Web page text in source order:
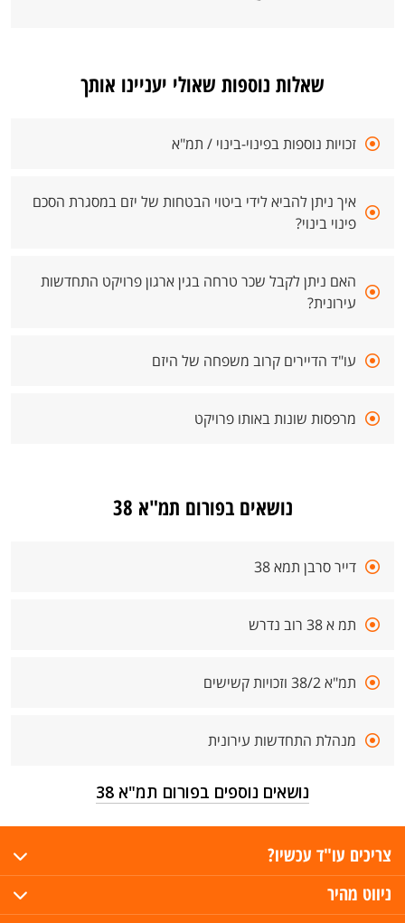
שאלות נוספות שאולי יעניינו אותך
זכויות נוספות בפינוי-בינוי / תמ"א
איך ניתן להביא לידי ביטוי הבטחות של יזם במסגרת הסכם
פינוי בינוי?
האם ניתן לקבל שכר טרחה בגין ארגון פרויקט התחדשות
עירונית?
עו"ד הדיירים קרוב משפחה של היזם
מרפסות שונות באותו פרויקט
נושאים בפורום תמ"א 38
דייר סרבן תמא 38
תמ א 38 רוב נדרש
תמ"א 38/2 וזכויות קשישים
מנהלת התחדשות עירונית
נושאים נוספים בפורום תמ"א 38
צריכים עו"ד עכשיו?
ניווט מהיר